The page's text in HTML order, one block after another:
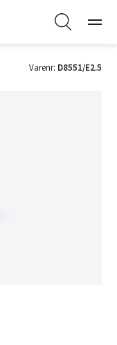
Varenr: D8551/E2.5